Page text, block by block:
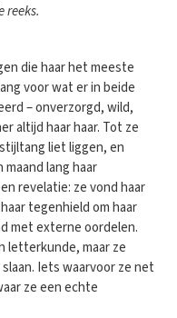
die haar het meeste
voor wat er in beide
– onverzorgd, wild,
altijd haar haar. Tot ze
liet liggen, en
lang haar
revelatie: ze vond haar
tegenhield om haar
met externe oordelen.
letterkunde, maar ze
Iets waarvoor ze net
ze een echte